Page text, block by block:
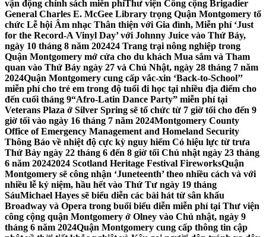
vận động chính sách miễn phíThư viện Công cộng Brigadier
General Charles E. McGee Library trọng Quận Montgomery tổ
chức Lễ hội Âm nhạc Thân thiện với Gia đình, Miễn phí ‘Just
for the Record-A Vinyl Day’ với Johnny Juice vào Thứ Bảy,
ngày 10 tháng 8 năm 202424 Trang trại nông nghiệp trong
Quận Montgomery mở cửa cho du khách Mua sắm và Tham
quan vào Thứ Bảy ngày 27 và Chủ Nhật, ngày 28 tháng 7 năm
2024Quận Montgomery cung cấp vắc-xin ‘Back-to-School’’
miễn phí cho trẻ em trong độ tuổi đi học tại nhiều địa điểm cho
đến cuối tháng 9“Afro-Latin Dance Party” miễn phí tại
Veterans Plaza ở Silver Spring sẽ tổ chức từ 7 giờ tối cho đến 9
giờ tối vào ngày 16 tháng 7 năm 2024Montgomery County
Office of Emergency Management and Homeland Security
Thông Báo về nhiệt độ cực kỳ nguy hiểm Có hiệu lực từ trưa
Thứ Bảy ngày 22 tháng 6 đến 8 giờ tối Chủ nhật ngày 23 tháng
6 năm 20242024 Scotland Heritage Festival FireworksQuận
Montgomery sẽ công nhận ‘Juneteenth’ theo nhiều cách và với
nhiều lễ kỷ niệm, hầu hết vào Thứ Tư ngày 19 tháng
SáuMichael Hayes sẽ biểu diễn các bài hát từ sân khấu
Broadway và Opera trong buổi biểu diễn miễn phí tại Thư viện
công cộng quận Montgomery ở Olney vào Chủ nhật, ngày 9
tháng 6 năm 2024Quận Montgomery cung cấp thông tin cập